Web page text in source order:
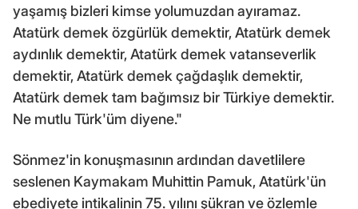
yaşamış bizleri kimse yolumuzdan ayıramaz.
Atatürk demek özgürlük demektir, Atatürk demek
aydınlık demektir, Atatürk demek vatanseverlik
demektir, Atatürk demek çağdaşlık demektir,
Atatürk demek tam bağımsız bir Türkiye demektir.
Ne mutlu Türk'üm diyene."
Sönmez'in konuşmasının ardından davetlilere
seslenen Kaymakam Muhittin Pamuk, Atatürk'ün
ebediyete intikalinin 75. yılını şükran ve özlemle